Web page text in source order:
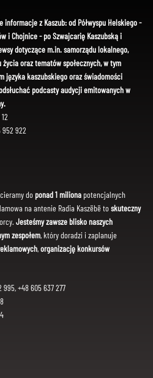
z Kaszub: od Półwyspu Helskiego -
i Chojnice - po Szwajcarię Kaszubską i
dotyczące m.in. samorządu lokalnego,
oraz tematów społecznych, w tym
języka kaszubskiego oraz świadomości
podcasty audycji emitowanych w
952 922
do ponad 1 miliona potencjalnych
na antenie Radia Kaszëbë toskuteczny
Jesteśmy zawsze blisko naszych
zespołem, który doradzi i zaplanuje
,organizację konkursów
995, +48 605 637 277